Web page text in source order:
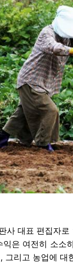
사 대표 편집자
은 여전히 소소
그리고 농업에